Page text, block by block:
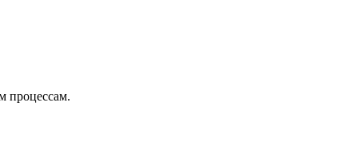
процессам.